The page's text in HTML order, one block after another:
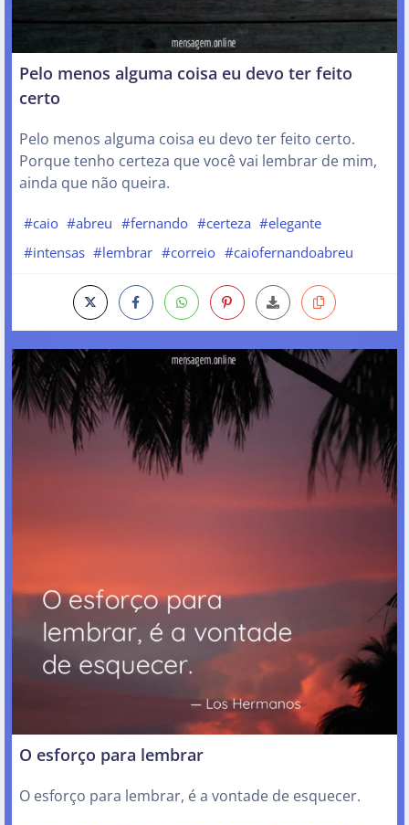
Pelo menos alguma coisa eu devo ter feito
certo
Pelo menos alguma coisa eu devo ter feito certo.
Porque tenho certeza que você vai lembrar de mim,
ainda que não queira.
#caio #abreu #fernando #certeza #elegante
#intensas #lembrar #correio #caiofernandoabreu
O esforço para lembrar
O esforço para lembrar, é a vontade de esquecer.